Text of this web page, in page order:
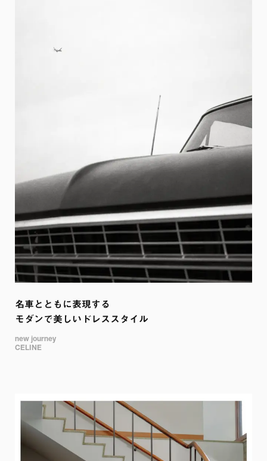
名車とともに表現する
モダンで美しいドレススタイル
new journey
CELINE